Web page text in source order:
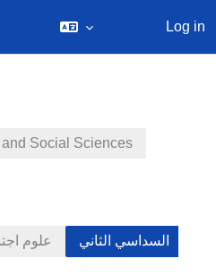
Log in
Social Sciences
علوم السداسي الثاني